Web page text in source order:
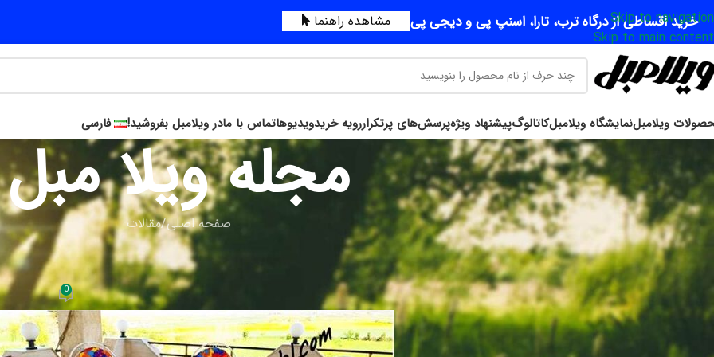
Skip to navigation
Skip to main content
خرید اقساطی از درگاه ترب، تارا، اسنپ پی و دیجی پی مشاهده راهنما
ویلامبلنمایشگاه ویلامبلکاتالوگپیشنهاد ویژهپرسش‌های پرتکراررویه خریدویدیوهاتماس با مادر ویلامبل بفروشید! فارسی
مجله ویلا مبل
صفحه اصلی مقالات
مقالات
مبلمان باغی و میز و صندلی ویلایی مدل کالسکه
ویلامبلOn تیر 3, 1397 0